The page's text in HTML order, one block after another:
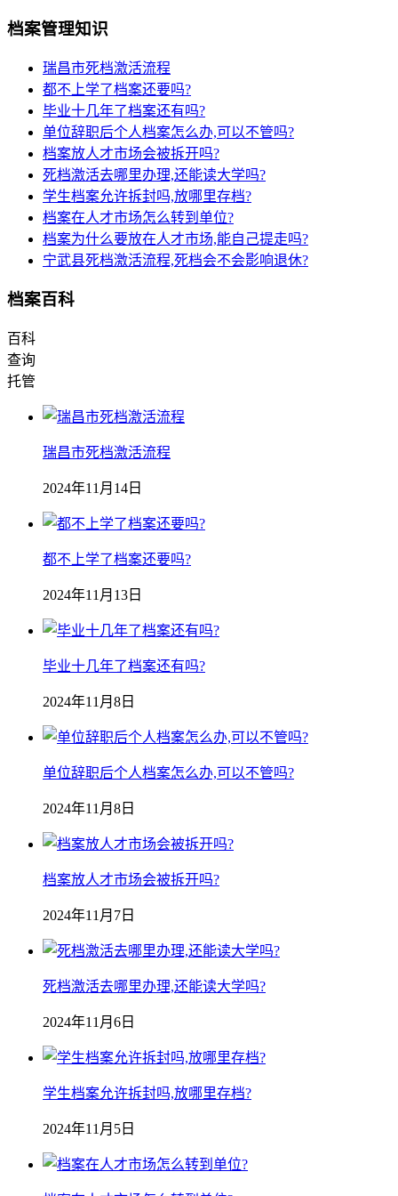
档案管理知识
瑞昌市死档激活流程
都不上学了档案还要吗?
毕业十几年了档案还有吗?
单位辞职后个人档案怎么办,可以不管吗?
档案放人才市场会被拆开吗?
死档激活去哪里办理,还能读大学吗?
学生档案允许拆封吗,放哪里存档?
档案在人才市场怎么转到单位?
档案为什么要放在人才市场,能自己提走吗?
宁武县死档激活流程,死档会不会影响退休?
档案百科
百科
查询
托管
瑞昌市死档激活流程
2024年11月14日
都不上学了档案还要吗?
2024年11月13日
毕业十几年了档案还有吗?
2024年11月8日
单位辞职后个人档案怎么办,可以不管吗?
2024年11月8日
档案放人才市场会被拆开吗?
2024年11月7日
死档激活去哪里办理,还能读大学吗?
2024年11月6日
学生档案允许拆封吗,放哪里存档?
2024年11月5日